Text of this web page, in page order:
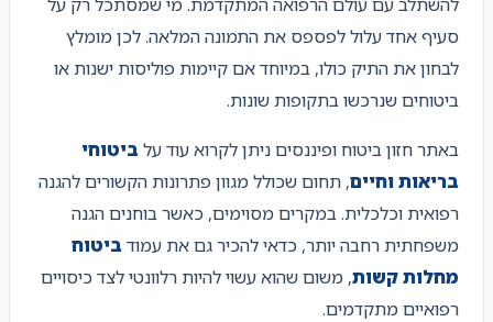
סעיף אחד עלול לפספס את התמונה המלאה. לכן מומלץ
לבחון את התיק כולו, במיוחד אם קיימות פוליסות ישנות או
ביטוחים שנרכשו בתקופות שונות.
באתר חזון ביטוח ופיננסים ניתן לקרוא עוד עלביטוחי
בריאות וחיים, תחום שכולל מגוון פתרונות הקשורים להגנה
רפואית וכלכלית. במקרים מסוימים, כאשר בוחנים הגנה
משפחתית רחבה יותר, כדאי להכיר גם את עמודביטוח
מחלות קשות, משום שהוא עשוי להיות רלוונטי לצד כיסויים
רפואיים מתקדמים.